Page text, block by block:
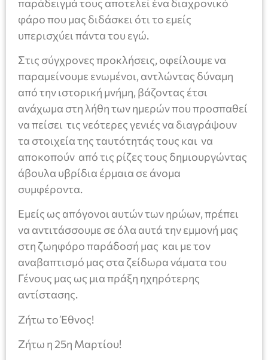
παράδειγμά τους αποτελεί ένα διαχρονικό
φάρο που μας διδάσκει ότι το εμείς
υπερισχύει πάντα του εγώ.
Στις σύγχρονες προκλήσεις, οφείλουμε να
παραμείνουμε ενωμένοι, αντλώντας δύναμη
από την ιστορική μνήμη, βάζοντας έτσι
ανάχωμα στη λήθη των ημερών που προσπαθεί
να πείσει τις νεότερες γενιές να διαγράψουν
τα στοιχεία της ταυτότητάς τους και να
αποκοπούν από τις ρίζες τους δημιουργώντας
άβουλα υβρίδια έρμαια σε άνομα
συμφέροντα.
Εμείς ως απόγονοι αυτών των ηρώων, πρέπει
να αντιτάσσουμε σε όλα αυτά την εμμονή μας
στη ζωηφόρο παράδοσή μας και με τον
αναβαπτισμό μας στα ζείδωρα νάματα του
Γένους μας ως μια πράξη ηχηρότερης
αντίστασης.
Ζήτω το Έθνος!
Ζήτω η 25η Μαρτίου!